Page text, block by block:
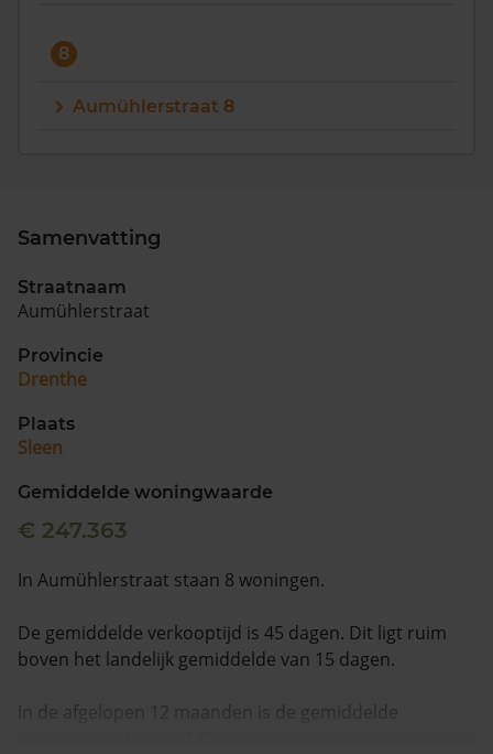
8
Aumühlerstraat 8
Samenvatting
Straatnaam
Aumühlerstraat
Provincie
Drenthe
Plaats
Sleen
Gemiddelde woningwaarde
€ 247.363
In Aumühlerstraat staan 8 woningen.
De gemiddelde verkooptijd is 45 dagen. Dit ligt ruim
boven het landelijk gemiddelde van 15 dagen.
In de afgelopen 12 maanden is de gemiddelde